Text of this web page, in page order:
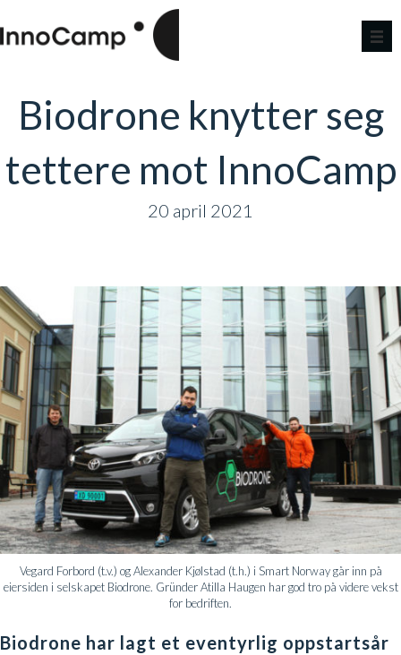
Biodrone knytter seg
tettere mot InnoCamp
20 april 2021
Vegard Forbord (t.v.) og Alexander Kjølstad (t.h.) i Smart Norway går inn på
eiersiden i selskapet Biodrone. Gründer Atilla Haugen har god tro på videre vekst
for bedriften.
Biodrone har lagt et eventyrlig oppstartsår